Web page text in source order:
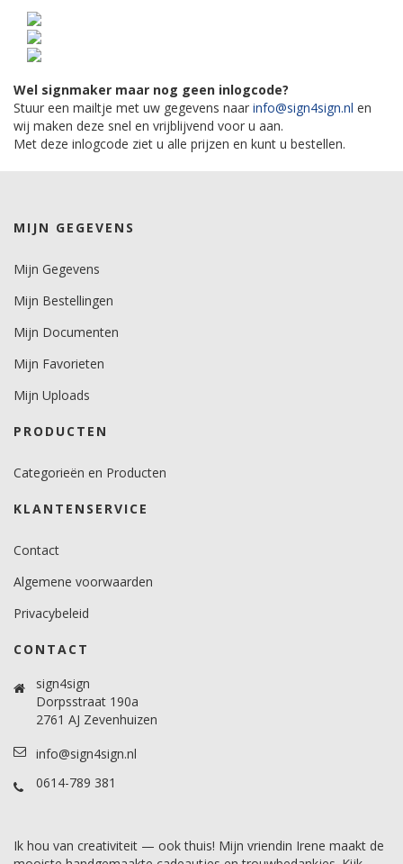
Wel signmaker maar nog geen inlogcode?
Stuur een mailtje met uw gegevens naar info@sign4sign.nl en
wij maken deze snel en vrijblijvend voor u aan.
Met deze inlogcode ziet u alle prijzen en kunt u bestellen.
MIJN GEGEVENS
Mijn Gegevens
Mijn Bestellingen
Mijn Documenten
Mijn Favorieten
Mijn Uploads
PRODUCTEN
Categorieën en Producten
KLANTENSERVICE
Contact
Algemene voorwaarden
Privacybeleid
CONTACT
sign4sign
Dorpsstraat 190a
2761 AJ Zevenhuizen
info@sign4sign.nl
0614-789 381
Ik hou van creativiteit — ook thuis! Mijn vriendin Irene maakt de